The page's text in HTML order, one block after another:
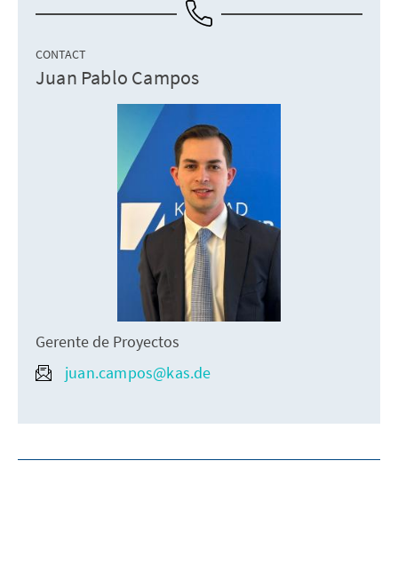
CONTACT
Juan Pablo Campos
Gerente de Proyectos
juan.campos@kas.de